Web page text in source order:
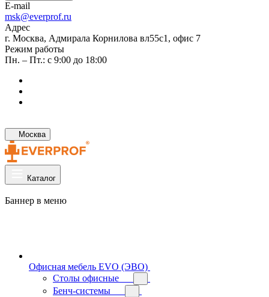
E-mail
msk@everprof.ru
Адрес
г. Москва, Адмирала Корнилова вл55с1, офис 7
Режим работы
Пн. – Пт.: с 9:00 до 18:00
Москва
Каталог
Баннер в меню
Офисная мебель EVO (ЭВО)
Cтолы офисные
Бенч-системы